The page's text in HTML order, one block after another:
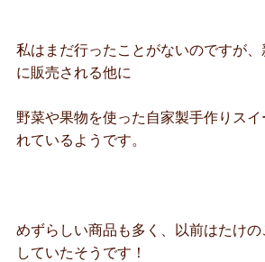
私はまだ行ったことがないのですが
に販売される他に
野菜や果物を使った自家製手作りスイ
れているようです。
めずらしい商品も多く、以前はたけ
していたそうです！